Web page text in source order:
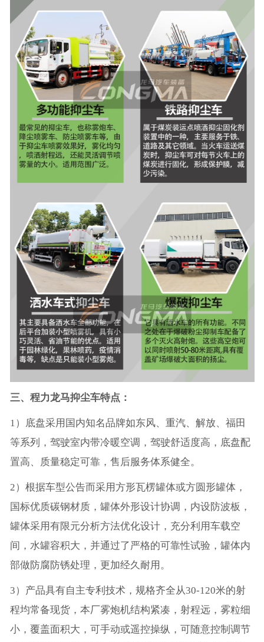
三、程力龙马抑尘车特点：
1）底盘采用国内知名品牌如东风、重汽、解放、福田
等系列，驾驶室内带冷暖空调，驾驶舒适度高，底盘配
置高、质量稳定可靠，售后服务体系健全。
2）根据车型公告而采用方形瓦楞罐体或方圆形罐体，
国标优质碳钢材质，罐体外形设计协调，内设防波板，
罐体采用有限元分析方法优化设计，充分利用车载空
间，水罐容积大，并通过了严格的可靠性试验，罐体内
部做防腐防锈处理，更加经久耐用。
3）产品具有自主专利技术，规格齐全从30-120米的射
程均常备现货，本厂雾炮机结构紧凑，射程远，雾粒细
小，覆盖面积大，可手动或遥控操纵，可随意控制调节